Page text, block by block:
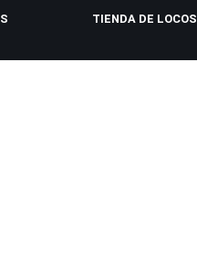
TIENDA DE LOCOS